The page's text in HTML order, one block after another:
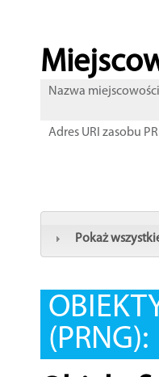
Nazwa
Adres URI zasobu
Pokaż
(PRNG):